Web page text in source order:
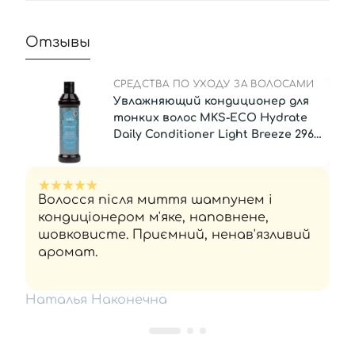
Отзывы
СРЕДСТВА ПО УХОДУ ЗА ВОЛОСАМИ
Увлажняющий кондиционер для
тонких волос MKS-ECO Hydrate
Daily Conditioner Light Breeze 296
Волосся після миття шампунем і
кондиціонером м'яке, наповнене,
шовковисте. Приємний, ненав'язливий
аромат.
Наталья Наконечна